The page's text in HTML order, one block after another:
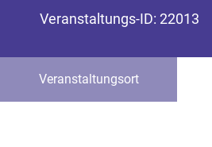
Veranstaltungs-ID: 22013
Veranstaltungsort